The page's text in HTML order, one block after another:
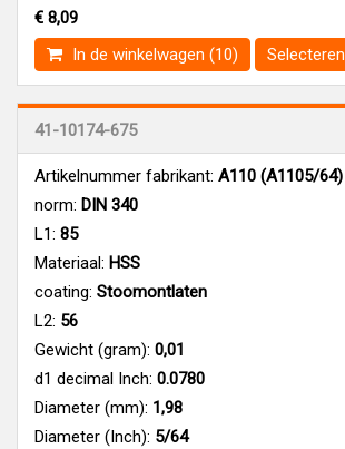
€ 8,09
In de winkelwagen (10)
Selecteren
41-10174-675
Artikelnummer fabrikant: A110 (A1105/64)
norm: DIN 340
L1: 85
Materiaal: HSS
coating: Stoomontlaten
L2: 56
Gewicht (gram): 0,01
d1 decimal Inch: 0.0780
Diameter (mm): 1,98
Diameter (Inch): 5/64